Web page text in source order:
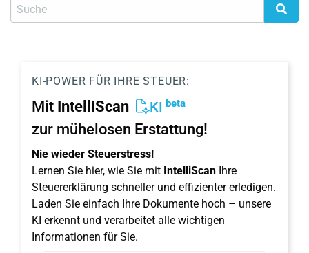
KI-POWER FÜR IHRE STEUER:
Mit IntelliScan KI beta
zur mühelosen Erstattung!
Nie wieder Steuerstress!
Lernen Sie hier, wie Sie mit IntelliScan Ihre
Steuererklärung schneller und effizienter erledigen.
Laden Sie einfach Ihre Dokumente hoch – unsere
KI erkennt und verarbeitet alle wichtigen
Informationen für Sie.